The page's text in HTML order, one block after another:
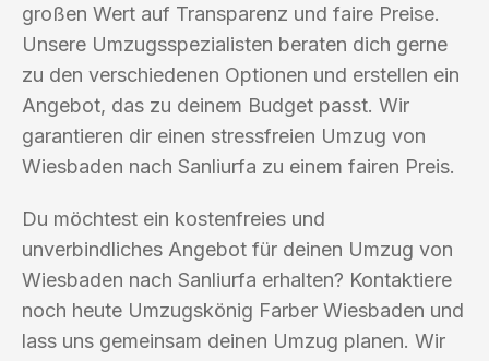
großen Wert auf Transparenz und faire Preise.
Unsere Umzugsspezialisten beraten dich gerne
zu den verschiedenen Optionen und erstellen ein
Angebot, das zu deinem Budget passt. Wir
garantieren dir einen stressfreien Umzug von
Wiesbaden nach Sanliurfa zu einem fairen Preis.
Du möchtest ein kostenfreies und
unverbindliches Angebot für deinen Umzug von
Wiesbaden nach Sanliurfa erhalten? Kontaktiere
noch heute Umzugskönig Farber Wiesbaden und
lass uns gemeinsam deinen Umzug planen. Wir